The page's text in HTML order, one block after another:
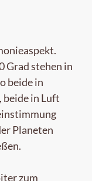
Grad stehen in
beide in
beide in Luft
Planeten
zum